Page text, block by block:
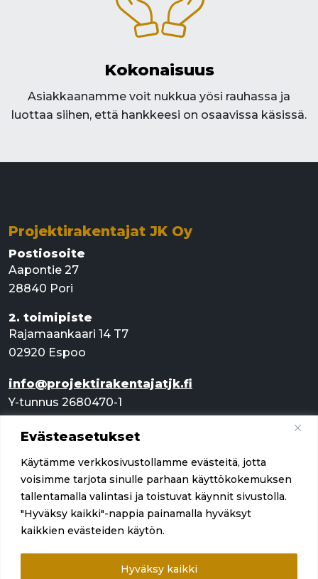
Evästeasetukset
Käytämme verkkosivustollamme evästeitä, jotta
voisimme tarjota sinulle parhaan käyttökokemuksen
tallentamalla valintasi ja toistuvat käynnit sivustolla.
"Hyväksy kaikki"-nappia painamalla hyväksyt
kaikkien evästeiden käytön.
Hyväksy kaikki
Kokonaisuus
Asiakkaanamme voit nukkua yösi rauhassa ja
luottaa siihen, että hankkeesi on osaavissa käsissä.​
Projektirakentajat JK Oy
Postiosoite
Aapontie 27
28840 Pori
2. toimipiste
Rajamaankaari 14 T7
02920 Espoo
info@projektirakentajatjk.fi
Y-tunnus 2680470-1
Pikalinkit
Palvelut
Referenssit
Yritys